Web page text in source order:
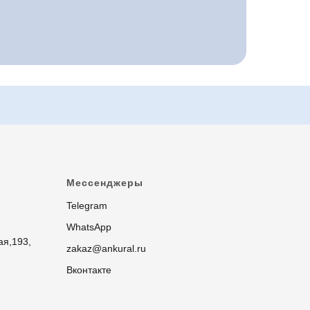
Мессенджеры
Telegram
WhatsApp
zakaz@ankural.ru
Вконтакте